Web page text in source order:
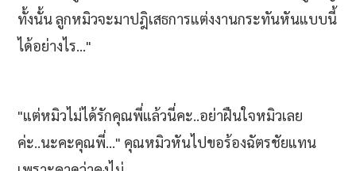
ทั้งนั้น ลูกหมิวจะมาปฎิเสธการแต่งงานกระทันหันแบบนี้
ได้อย่างไร..."
"แต่หมิวไม่ได้รักคุณพี่แล้วนี่คะ..อย่าฝืนใจหมิวเลย
ค่ะ..นะคะคุณพี่..." คุณหมิวหันไปขอร้องฉัตรชัยแทน